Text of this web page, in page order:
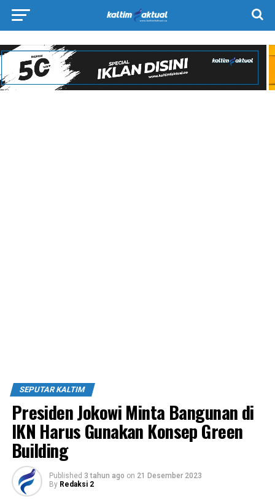
SEPUTAR KALTIM
Presiden Jokowi Minta Bangunan di
IKN Harus Gunakan Konsep Green
Building
Published 3 tahun ago on 21 Desember 2023
By Redaksi 2